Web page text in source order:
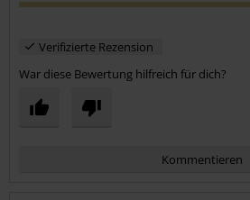
Verifizierte Rezension
War diese Bewertung hilfreich für dich?
Kommentieren